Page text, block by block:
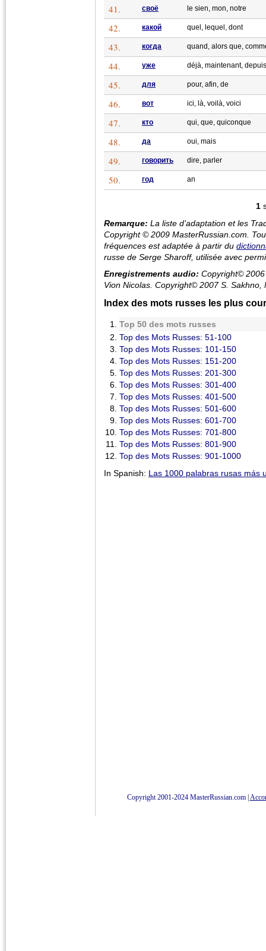
41. своё le sien, mon, notre
42. какой quel, lequel, dont
43. когда quand, alors que,
44. уже déjà, maintenant,
45. для pour, afin, de
46. вот ici, là, voilà, voici
47. кто qui, que, quiconque
48. да oui, mais
49. говорить dire, parler
50. год an
1
Remarque: La liste d’adaptation et les
Copyright © 2009 MasterRussian.com.
fréquences est adaptée à partir du
russe de Serge Sharoff, utilisée avec
Enregistrements audio: Copyright©
Vion Nicolas. Copyright© 2007 S. Sakhno,
Index des mots russes les plus
Top 50 des mots russes
Top des Mots Russes: 51-100
Top des Mots Russes: 101-150
Top des Mots Russes: 151-200
Top des Mots Russes: 201-300
Top des Mots Russes: 301-400
Top des Mots Russes: 401-500
Top des Mots Russes: 501-600
Top des Mots Russes: 601-700
Top des Mots Russes: 701-800
Top des Mots Russes: 801-900
Top des Mots Russes: 901-1000
In Spanish: Las 1000 palabras rusas más
Copyright 2001-2024 MasterRussian.com|